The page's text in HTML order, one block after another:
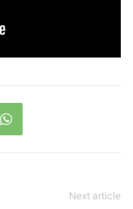
Next article